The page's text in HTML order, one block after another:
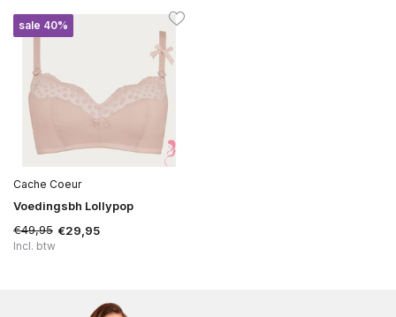
sale 40%
Cache Coeur
Voedingsbh Lollypop
€49,95 €29,95
Incl. btw